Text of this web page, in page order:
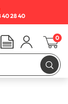
40 28 40
0